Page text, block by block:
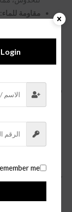
مقاومة للماء:
سير فاخر:
آلية حركة
وسهولة
ساعات كارتييه
كما يتوفر لدينا
Login
me